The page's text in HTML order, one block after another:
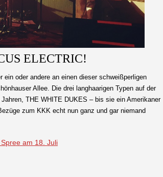
ELECTRIC!
oder andere an einen dieser schweißperligen
Allee. Die drei langhaarigen Typen auf der
THE WHITE DUKES – bis sie ein Amerikaner
zum KKK echt nun ganz und gar niemand
am 18. Juli